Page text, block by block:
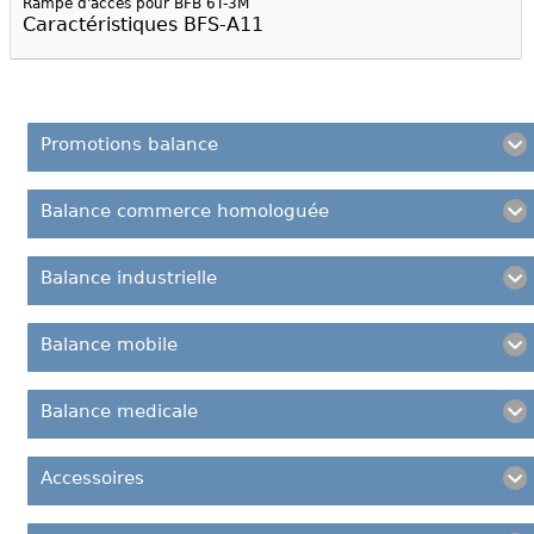
Rampe d'accès pour BFB 6T-3M
Caractéristiques BFS-A11
Promotions balance
Balance commerce homologuée
Balance industrielle
Balance mobile
Balance medicale
Accessoires